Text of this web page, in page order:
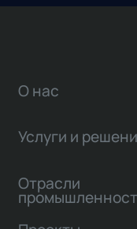
О нас
Услуги и
Отрасли